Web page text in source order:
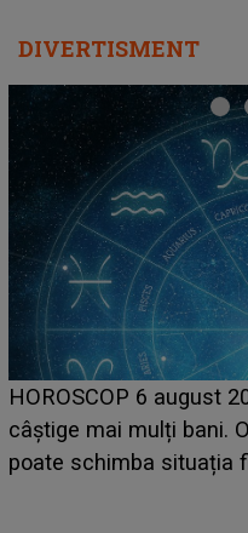
DIVERTISMENT
HOROSCOP 6 august
câștige mai mulți bani.
poate schimba situația